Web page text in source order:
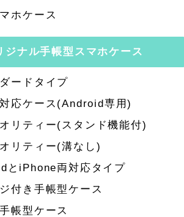
ホケース
ジナル手帳型スマホケース
ードタイプ
応ケース(Android専用)
リティー(スタンド機能付)
リティー(溝なし)
とiPhone両対応タイプ
付き手帳型ケース
帳型ケース